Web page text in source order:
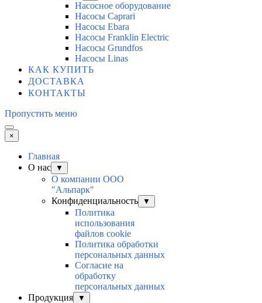
Насосное оборудование
Насосы Caprari
Насосы Ebara
Насосы Franklin Electric
Насосы Grundfos
Насосы Linas
КАК КУПИТЬ
ДОСТАВКА
КОНТАКТЫ
Пропустить меню
×
Главная
О нас
▼
О компании ООО
"Альпарк"
Конфиденциальность
▼
Политика
использования
файлов cookie
Политика обработки
персональных данных
Согласие на
обработку
персональных данных
Продукция
▼